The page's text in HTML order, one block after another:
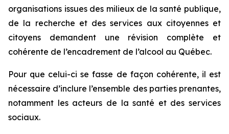
organisations issues des milieux de la santé publique,
de la recherche et des services aux citoyennes et
citoyens demandent une révision complète et
cohérente de l’encadrement de l’alcool au Québec.
Pour que celui-ci se fasse de façon cohérente, il est
nécessaire d’inclure l’ensemble des parties prenantes,
notamment les acteurs de la santé et des services
sociaux.